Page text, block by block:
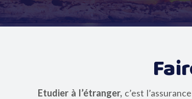
Etudier à l’étranger,c’est